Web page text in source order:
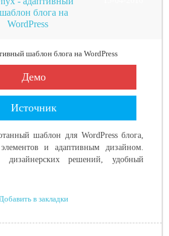
шаблон блога на
WordPress
Демо
Источник
шаблон для WordPress блога,
и адаптивным дизайном.
дизайнерских решений, удобный
в закладки